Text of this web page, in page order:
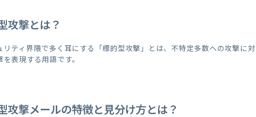
攻撃とは？
リティ界隈で多く耳にする「標的型攻撃」とは、不特定多数への攻撃に
を表現する用語です。
攻撃メールの特徴と見分け方とは？